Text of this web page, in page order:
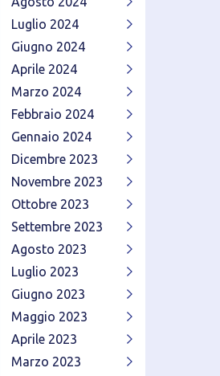
Luglio 2024
Giugno 2024
Aprile 2024
Marzo 2024
Febbraio 2024
Gennaio 2024
Dicembre 2023
Novembre 2023
Ottobre 2023
Settembre 2023
Agosto 2023
Luglio 2023
Giugno 2023
Maggio 2023
Aprile 2023
Marzo 2023